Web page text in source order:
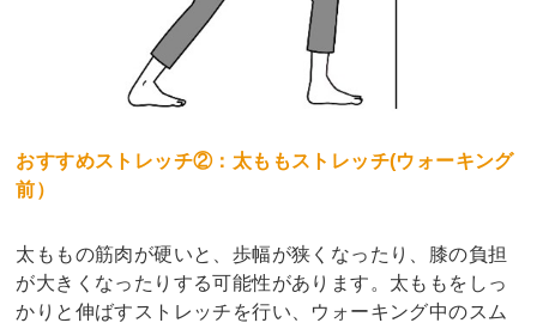
おすすめストレッチ②：太ももストレッチ(ウォーキング
前）
太ももの筋肉が硬いと、歩幅が狭くなったり、膝の負担
が大きくなったりする可能性があります。太ももをしっ
かりと伸ばすストレッチを行い、ウォーキング中のスム